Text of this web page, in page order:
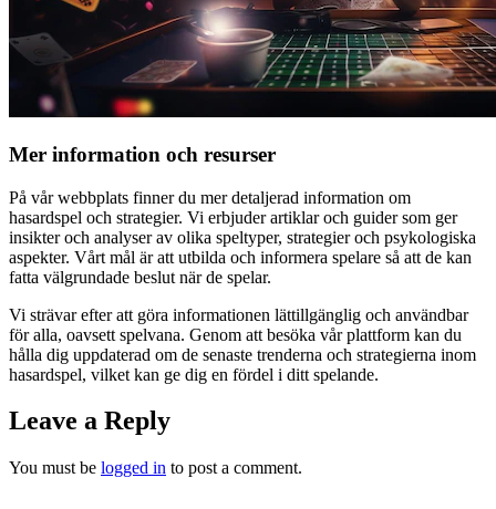
Mer information och resurser
På vår webbplats finner du mer detaljerad information om
hasardspel och strategier. Vi erbjuder artiklar och guider som ger
insikter och analyser av olika speltyper, strategier och psykologiska
aspekter. Vårt mål är att utbilda och informera spelare så att de kan
fatta välgrundade beslut när de spelar.
Vi strävar efter att göra informationen lättillgänglig och användbar
för alla, oavsett spelvana. Genom att besöka vår plattform kan du
hålla dig uppdaterad om de senaste trenderna och strategierna inom
hasardspel, vilket kan ge dig en fördel i ditt spelande.
Leave a Reply
You must be logged in to post a comment.